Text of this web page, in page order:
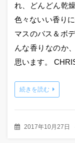
れ、どんどん乾
色々ないい香り
マスのバス＆ボ
んな香りなのか
思います。
続きを読む
2017年10月27日